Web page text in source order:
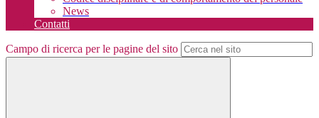
News
Contatti
Campo di ricerca per le pagine del sito